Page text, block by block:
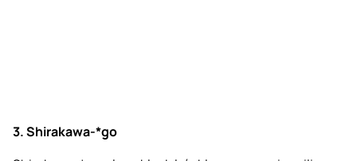
3. Shirakawa-*go